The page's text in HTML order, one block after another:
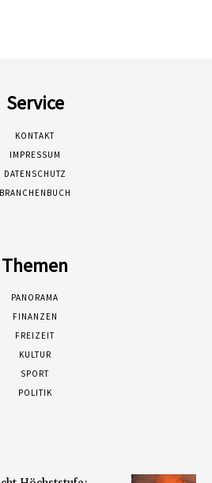
Service
KONTAKT
IMPRESSUM
DATENSCHUTZ
BRANCHENBUCH
Themen
PANORAMA
FINANZEN
FREIZEIT
KULTUR
SPORT
POLITIK